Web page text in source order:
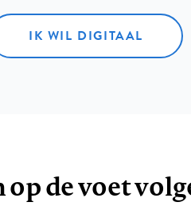
IK WIL DIGITAAL
de voet